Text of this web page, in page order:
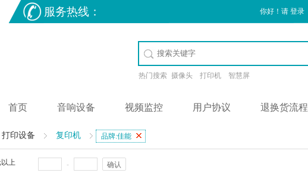
服务热线： 你好！请 登录
热门搜索 摄像头 打印机 智慧屏
首页 音响设备 视频监控 用户协议 退换货流程
打印设备 复印机 品牌:佳能
上 - 确认